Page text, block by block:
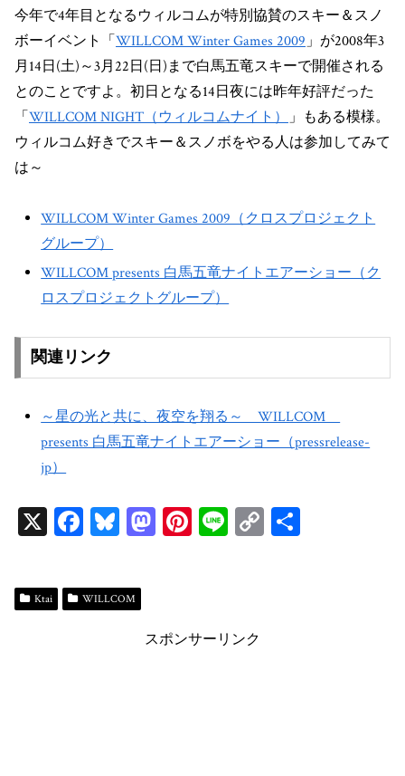
今年で4年目となるウィルコムが特別協賛のスキー＆スノ
ボーイベント「WILLCOM Winter Games 2009」が2008年3
月14日(土)～3月22日(日)まで白馬五竜スキーで開催される
とのことですよ。初日となる14日夜には昨年好評だった
「WILLCOM NIGHT（ウィルコムナイト） 」もある模様。
ウィルコム好きでスキー＆スノボをやる人は参加してみて
は～
WILLCOM Winter Games 2009（クロスプロジェクト
グループ）
WILLCOM presents 白馬五竜ナイトエアーショー（ク
ロスプロジェクトグループ）
関連リンク
～星の光と共に、夜空を翔る～ WILLCOM
presents 白馬五竜ナイトエアーショー（pressrelease-
jp）
X Fa
bo
ok
Bl
sk
y
M
n
Pi
t
Li C
Ktai WILLCOM
スポンサーリンク